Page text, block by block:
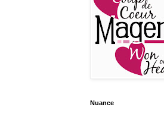
Nuance